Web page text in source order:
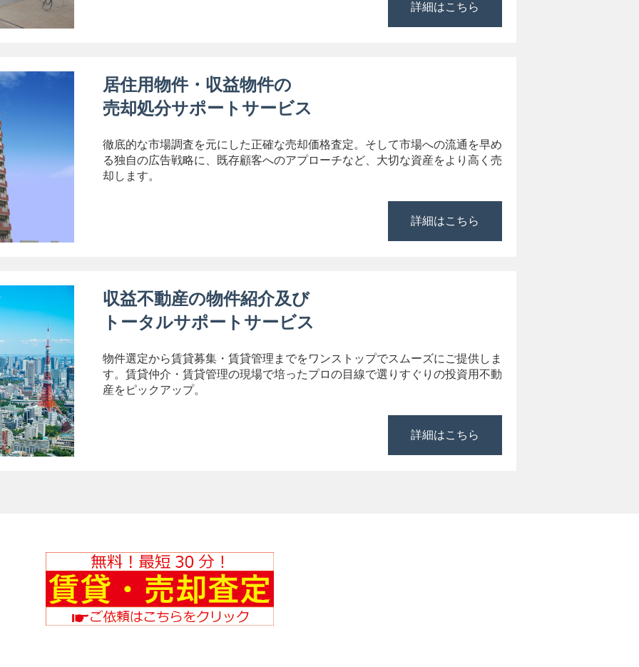
詳細はこちら
居住用物件・収益物件の
売却処分サポートサービス
徹底的な市場調査を元にした正確な売却価格査定。そして市場への流通を早め
る独自の広告戦略に、既存顧客へのアプローチなど、大切な資産をより高く売
却します。
詳細はこちら
収益不動産の物件紹介及び
トータルサポートサービス
物件選定から賃貸募集・賃貸管理までをワンストップでスムーズにご提供しま
す。賃貸仲介・賃貸管理の現場で培ったプロの目線で選りすぐりの投資用不動
産をピックアップ。
詳細はこちら